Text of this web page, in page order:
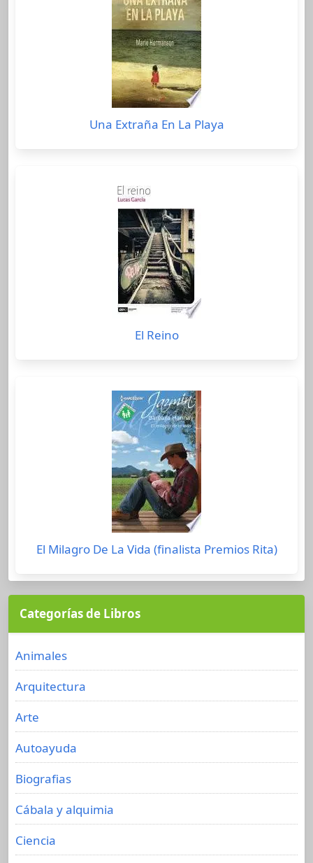
Una Extraña En La Playa
El Reino
El Milagro De La Vida (finalista Premios Rita)
Categorías de Libros
Animales
Arquitectura
Arte
Autoayuda
Biografias
Cábala y alquimia
Ciencia